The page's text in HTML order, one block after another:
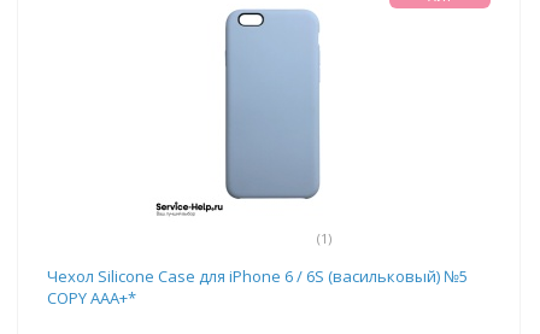
(1)
Чехол Silicone Case для iPhone 6 / 6S (васильковый) №5
COPY AAA+*